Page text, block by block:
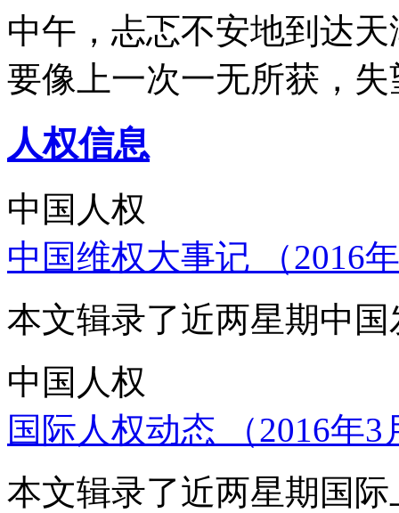
中午，忐忑不安地到达
要像上一次一无所获，
人权信息
中国人权
中国维权大事记 （2016
本文辑录了近两星期中
中国人权
国际人权动态 （2016年
本文辑录了近两星期国